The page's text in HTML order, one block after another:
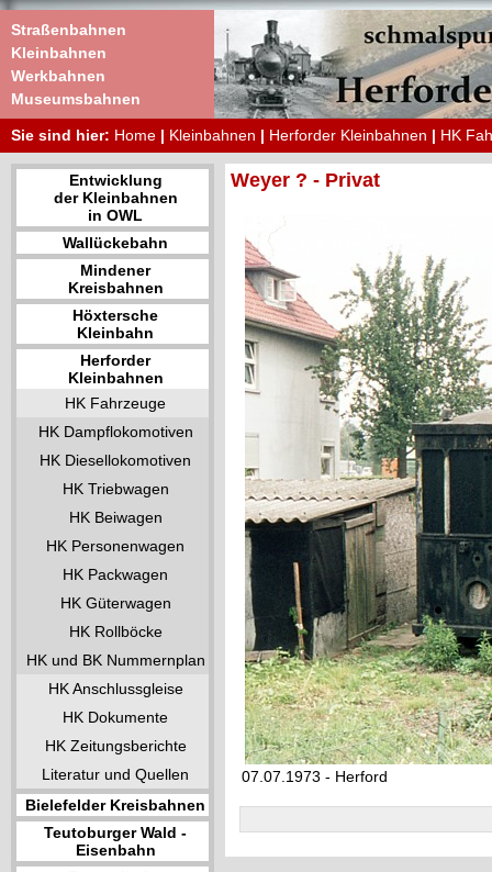
Straßenbahnen
Kleinbahnen
Werkbahnen
Museumsbahnen
Sie sind hier: Home | Kleinbahnen | Herforder Kleinbahnen | HK
Entwicklung
der Kleinbahnen
in OWL
Wallückebahn
Mindener
Kreisbahnen
Höxtersche
Kleinbahn
Herforder
Kleinbahnen
HK Fahrzeuge
HK Dampflokomotiven
HK Diesellokomotiven
HK Triebwagen
HK Beiwagen
HK Personenwagen
HK Packwagen
HK Güterwagen
HK Rollböcke
HK und BK Nummernplan
HK Anschlussgleise
HK Dokumente
HK Zeitungsberichte
Literatur und Quellen
Bielefelder Kreisbahnen
Teutoburger Wald -
Eisenbahn
Weyer ? - Privat
07.07.1973 - Herford